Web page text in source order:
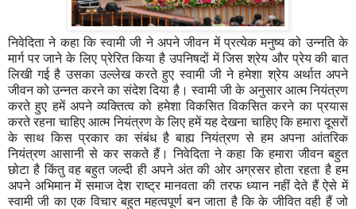
निवेदिता ने कहा कि स्वामी जी ने अपने जीवन में प्रत्येक मनुष्य को उन्नति के
मार्ग पर जाने के लिए प्रेरित किया है उपनिषदों में जिस श्रेय और प्रेय की बात
लिखी गई है उसका उल्लेख करते हुए स्वामी जी ने हमेशा श्रेय अर्थात अपने
जीवन को उन्नत करने का संदेश दिया है। स्वामी जी के अनुसार आत्म नियंत्रण
करते हुए हमें अपने व्यक्तित्व को हमेशा विकसित विकसित करने का प्रयास
करते रहना चाहिए आत्म नियंत्रण के लिए हमें यह देखना चाहिए कि हमारा दूसरों
के साथ किस प्रकार का संबंध है बाह्य नियंत्रण से हम अपना आंतरिक
नियंत्रण आसानी से कर सकते हैं। निवेदिता ने कहा कि हमारा जीवन बहुत
छोटा है किंतु वह बहुत जल्दी ही अपने अंत की ओर अग्रसर होता रहता है हम
अपने अभिमान में समाज देश राष्ट्र मानवता की तरफ ध्यान नहीं देते हैं ऐसे में
स्वामी जी का एक विचार बहुत महत्वपूर्ण बन जाता है कि के जीवित वही हैं जो